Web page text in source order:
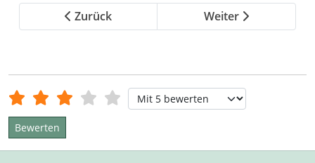
Zurück Weiter
Bewertung: /5 Bitte bewerten